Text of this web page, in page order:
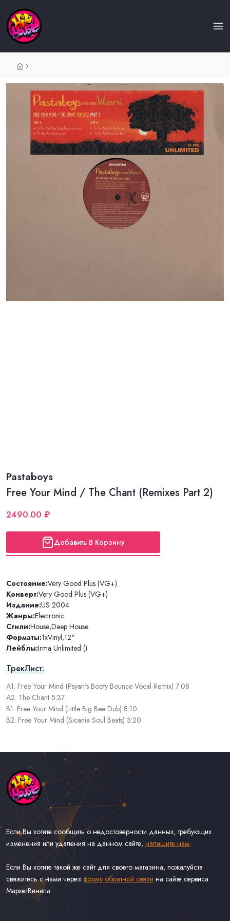
Pastaboys
Free Your Mind / The Chant (Remixes Part 2)
2490.00 ₽
Добавить В Корзину
Состояние:Very Good Plus (VG+)
Конверт:Very Good Plus (VG+)
Издание:US 2004
Жанры:Electronic
Стили:House,Deep House
Форматы:1xVinyl,12"
Лейблы:Irma Unlimited ()
ТрекЛист:
A1. Free Your Mind (Psyan's Booty Bounce Vocal Remix) 7:08
A2. The Chant 5:37
B1. Free Your Mind (Little Big Bee Dub) 8:10
B2. Free Your Mind (Sicania Soul Beats) 3:20
Если Вы хотите сообщить о недостоверности данных, требующих
изменения или удаления на данном сайте, напишите нам.
Если Вы хотите такой же сайт для своего магазина, пожалуйста
свяжитесь с нами через форму обратной связи на сайте сервиса
МаркетВинила.
Каталог Музыки на Виниле В Наличии